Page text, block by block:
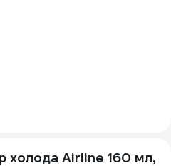
холода Airline 160 мл,